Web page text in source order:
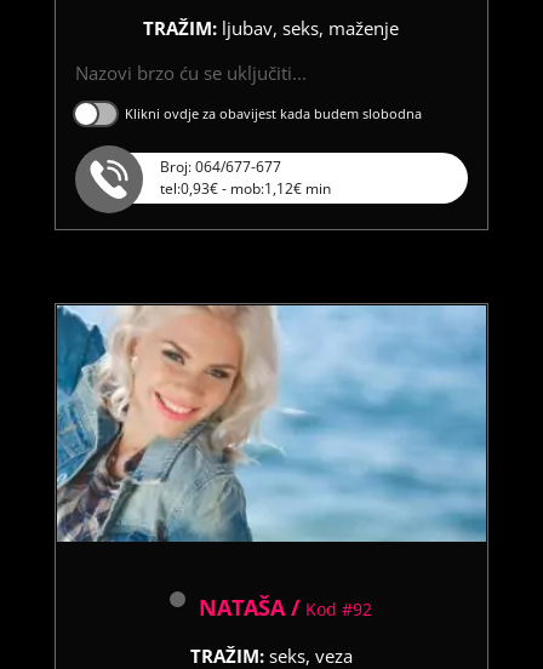
TRAŽIM: ljubav, seks, maženje
Nazovi brzo ću se uključiti...
Klikni ovdje za obavijest kada budem slobodna
Broj: 064/677-677
tel:0,93€ - mob:1,12€ min
NATAŠA / Kod #92
TRAŽIM: seks, veza